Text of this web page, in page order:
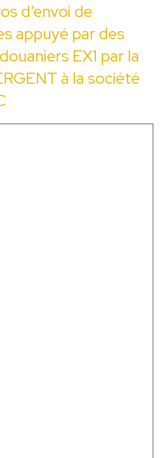
d’envoi de
appuyé par des
EX1 par la
à la société